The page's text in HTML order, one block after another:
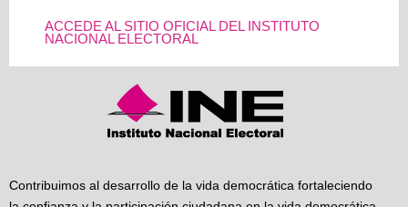
ACCEDE AL SITIO OFICIAL DEL INSTITUTO
NACIONAL ELECTORAL
Contribuimos al desarrollo de la vida democrática fortaleciendo